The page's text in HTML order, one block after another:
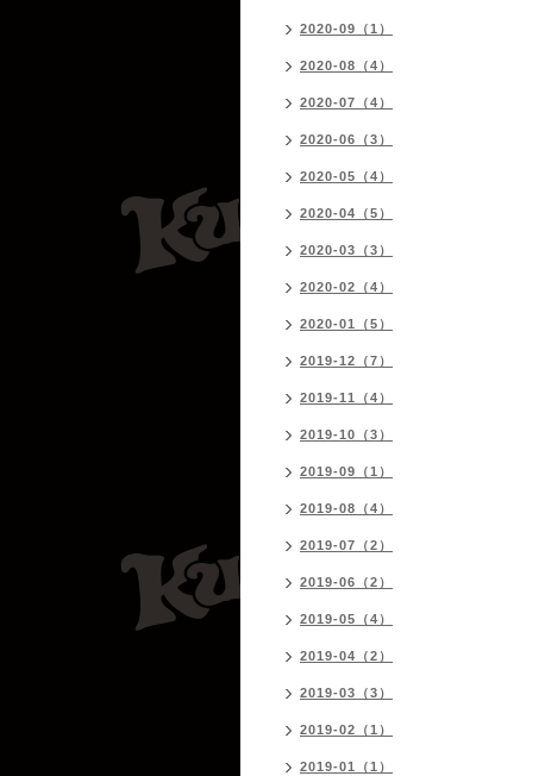
2020-09（1）
2020-08（4）
2020-07（4）
2020-06（3）
2020-05（4）
2020-04（5）
2020-03（3）
2020-02（4）
2020-01（5）
2019-12（7）
2019-11（4）
2019-10（3）
2019-09（1）
2019-08（4）
2019-07（2）
2019-06（2）
2019-05（4）
2019-04（2）
2019-03（3）
2019-02（1）
2019-01（1）